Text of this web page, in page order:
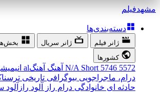
مشهدفیلم
دسته‌بندی‌ها
ژانر فیلم ژانر سریال
کشورها
5572
5746
N/A Short آهنگ آهنگal
درام، ماجراجویی بیوگرافی تاریخی
حادثه ای خانوادگی درام راز آلود رازآلود